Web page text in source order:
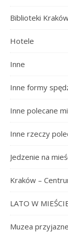
Biblioteki
Hotele
Inne
Inne formy
Inne polecane
Inne rzeczy
Jedzenie na
Kraków –
LATO W
Muzea